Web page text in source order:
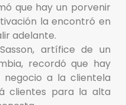
que hay un porvenir
la encontró en
adelante.
artífice de un
recordó que hay
a la clientela
clientes para la alta